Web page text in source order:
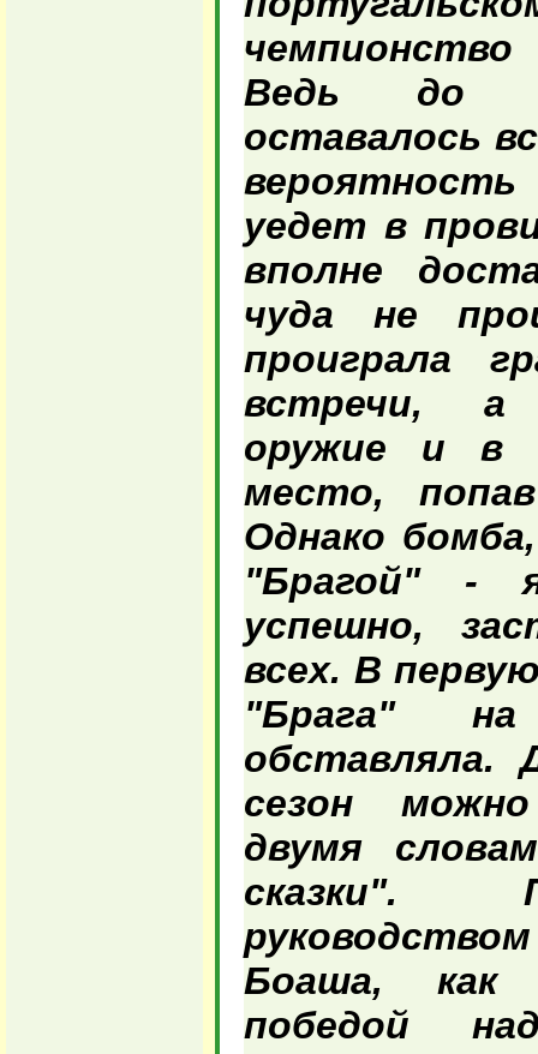
Ведь до
оставалось
уедет в
вполне
чуда не
проиграла
встречи, а
оружие и в
место,
Однако
"Брагой" -
успешно,
всех. В
"Брага"
сезон
двумя
сказки".
Боаша, как
победой